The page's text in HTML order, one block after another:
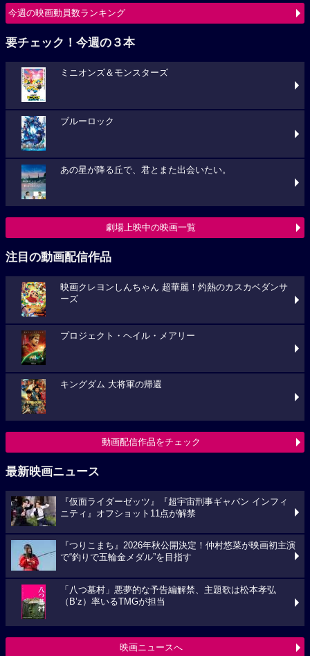
今週の映画動員数ランキング
要チェック！今週の３本
ミニオンズ＆モンスターズ
ブルーロック
あの星が降る丘で、君とまた出会いたい。
劇場上映中の映画一覧
注目の動画配信作品
映画クレヨンしんちゃん 超華麗！灼熱のカスカベダンサ
ーズ
プロジェクト・ヘイル・メアリー
キングダム 大将軍の帰還
動画配信作品をチェック
最新映画ニュース
『仮面ライダーゼッツ』『超宇宙刑事ギャバン インフィ
ニティ』オフショット11点が解禁
『つりこまち』2026年秋公開決定！仲村悠菜が映画初主演
で“釣りで五輪金メダル”を目指す
「八つ墓村」悪夢的な予告編解禁、主題歌は松本孝弘
（B’z）率いるTMGが担当
映画ニュースへ